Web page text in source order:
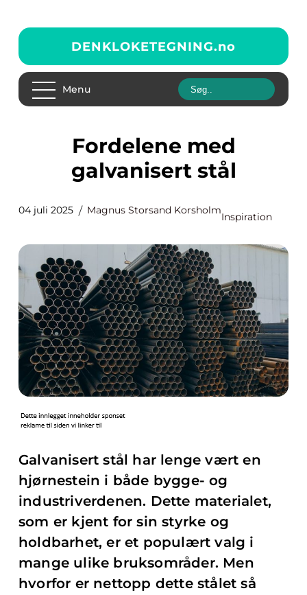
DENKLOKETEGNING.no
Menu
Fordelene med
galvanisert stål
04 juli 2025 Magnus Storsand Korsholm
Inspiration
Galvanisert stål har lenge vært en
hjørnestein i både bygge- og
industriverdenen. Dette materialet,
som er kjent for sin styrke og
holdbarhet, er et populært valg i
mange ulike bruksområder. Men
hvorfor er nettopp dette stålet så